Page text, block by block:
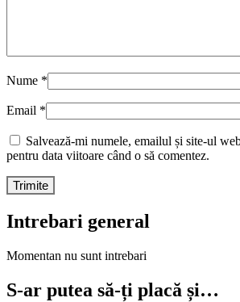
Nume *
Email *
Salvează-mi numele, emailul și site-ul
pentru data viitoare când o să comentez.
Intrebari general
Momentan nu sunt intrebari
S-ar putea să-ți placă și…